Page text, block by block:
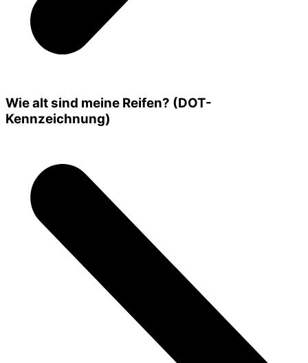
Wie alt sind meine Reifen? (DOT-
Kennzeichnung)